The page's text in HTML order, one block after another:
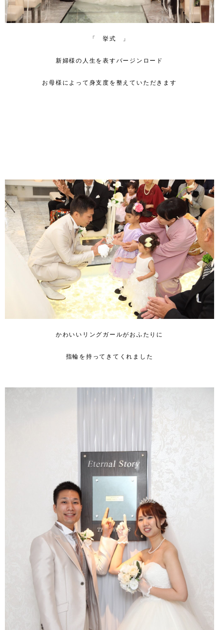
「 挙式 」
新婦様の人生を表すバージンロード
お母様によって身支度を整えていただきます
かわいいリングガールがおふたりに
指輪を持ってきてくれました